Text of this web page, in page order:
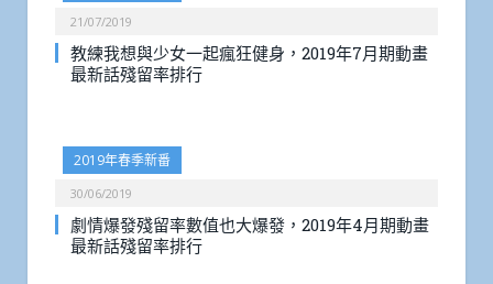
21/07/2019
教練我想與少女一起瘋狂健身，2019年7月期動畫
最新話殘留率排行
2019年春季新番
30/06/2019
劇情爆發殘留率數值也大爆發，2019年4月期動畫
最新話殘留率排行